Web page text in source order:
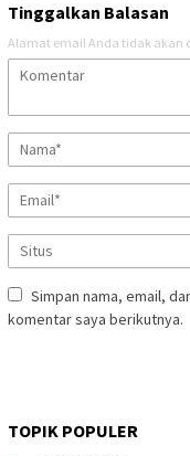
Tinggalkan Balasan
Alamat email Anda tidak akan
Simpan nama, email,
komentar saya berikutnya.
TOPIK POPULER